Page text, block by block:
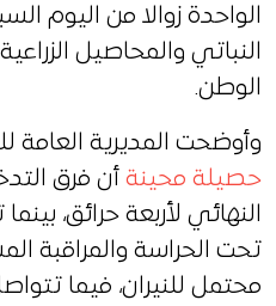
الواحدة زوالا من اليوم
النباتي والمحاصيل
الوطن.
وأوضحت المديرية العامة
حصيلة محينة أن فرق
النهائي لأربعة حرائق،
تحت الحراسة والمراقبة
محتمل للنيران، فيما